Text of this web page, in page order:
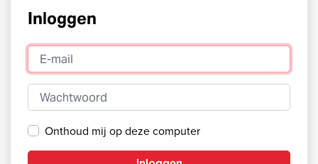
Inloggen
E-mail
Wachtwoord
Onthoud mij op deze computer